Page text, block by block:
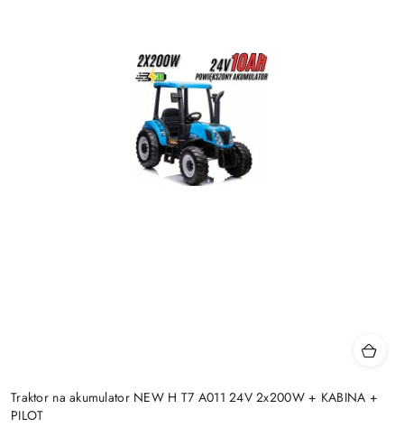
Traktor na akumulator NEW H T7 A011 24V 2x200W + KABINA +
PILOT